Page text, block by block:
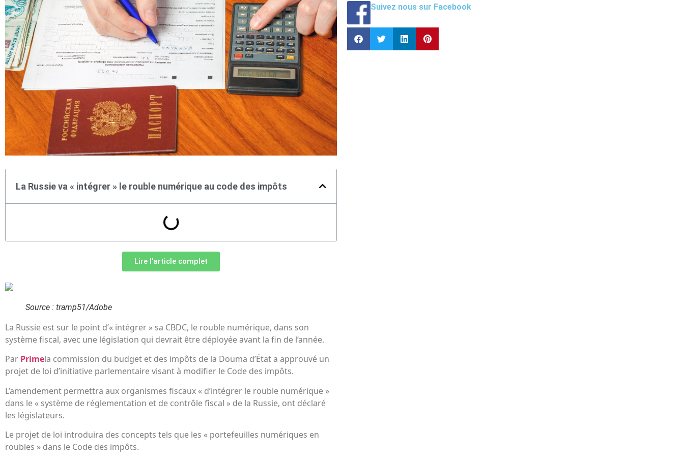
La Russie va « intégrer » le rouble numérique au code des impôts
Lire l'article complet
Source : tramp51/Adobe
La Russie est sur le point d’« intégrer » sa CBDC, le rouble numérique, dans son
système fiscal, avec une législation qui devrait être déployée avant la fin de l’année.
Par Primela commission du budget et des impôts de la Douma d’État a approuvé un
projet de loi d’initiative parlementaire visant à modifier le Code des impôts.
L’amendement permettra aux organismes fiscaux « d’intégrer le rouble numérique »
dans le « système de réglementation et de contrôle fiscal » de la Russie, ont déclaré
les législateurs.
Le projet de loi introduira des concepts tels que les « portefeuilles numériques en
roubles » dans le Code des impôts.
Suivez nous sur Facebook